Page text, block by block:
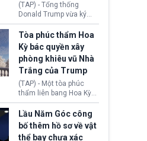
(TAP) - Tổng thống
Donald Trump vừa ký
sắc lệnh áp thuế bổ
sung 15% cùng cơ chế
giá sàn nhập khẩu
nghiêm ngặt đối với
polysilicon và các sản
phẩm hạ nguồn. Quyết
định này nhằm khôi
phục chuỗi cung ứng
công nghệ, năng lượng
mặt trời nội địa trước sự
thống trị của Trung
Quốc.
Tòa phúc thẩm Hoa
Kỳ bác quyền xây
phòng khiêu vũ Nhà
Trắng của Trump
(TAP) - Một tòa phúc
thẩm liên bang Hoa Kỳ
vừa phán quyết, chính
quyền Tổng thống
Donald Trump không có
quyền tự ý xây phòng
Lầu Năm Góc công
bố thêm hồ sơ về vật
thể bay chưa xác